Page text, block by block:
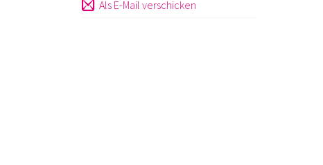
Als E-Mail verschicken